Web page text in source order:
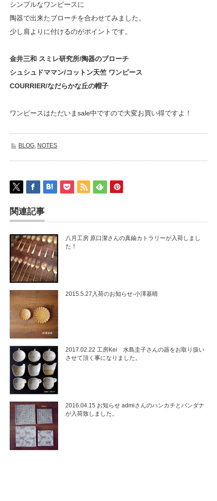
シンプルなワンピースに
陶器で出来たブローチを合わせてみました。
少し肩よりに付けるのがポイントです。
金井三和 スミレ研究所/陶器のブローチ
シュシュドママン/コットン天竺 ワンピース
COURRIER/なだらかな丘の帽子
ワンピースはただいまsale中ですので大変お買い得ですよ！
BLOG, NOTES
関連記事
八月工房 原口潔さんの真鍮カトラリーが入荷しまし
た！
2015.5.27入荷のお知らせ-小澤基晴
2017.02.22 工房Kei 水島圭子さんの器をお取り扱い
させて頂く事になりました。
2016.04.15 お知らせ admiさんのハンカチとバンダナ
が入荷致しました。